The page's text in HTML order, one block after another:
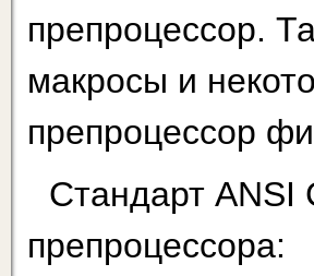
препроцессор.
макросы и
препроцессор
Стандарт ANSI
препроцессора: